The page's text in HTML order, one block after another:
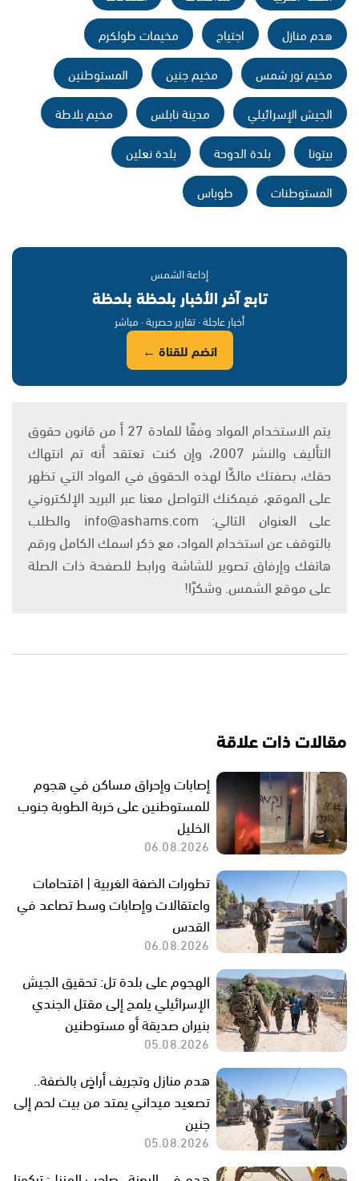
هدم منازل
اجتياح
مخيمات طولكرم
مخيم نور شمس
مخيم جنين
المستوطنين
الجيش الإسرائيلي
مدينة نابلس
مخيم بلاطة
بيتونا
بلدة الدوحة
بلدة نعلين
المستوطنات
طوباس
إذاعة الشمس
تابع آخر الأخبار بلحظة بلحظة
أخبار عاجلة · تقارير حصرية · مباشر
انضم للقناة ←
يتم الاستخدام المواد وفقًا للمادة 27 أ من قانون حقوق
التأليف والنشر 2007، وإن كنت تعتقد أنه تم انتهاك
حقك، بصفتك مالكًا لهذه الحقوق في المواد التي تظهر
على الموقع، فيمكنك التواصل معنا عبر البريد الإلكتروني
على العنوان التالي: info@ashams.com والطلب
بالتوقف عن استخدام المواد، مع ذكر اسمك الكامل ورقم
هاتفك وإرفاق تصوير للشاشة ورابط للصفحة ذات الصلة
على موقع الشمس. وشكرًا!
مقالات ذات علاقة
إصابات وإحراق مساكن في هجوم
للمستوطنين على خربة الطوبة جنوب
الخليل
06.08.2026
تطورات الضفة الغربية | اقتحامات
واعتقالات وإصابات وسط تصاعد في
القدس
06.08.2026
الهجوم على بلدة تل: تحقيق الجيش
الإسرائيلي يلمح إلى مقتل الجندي
بنيران صديقة أو مستوطنين
05.08.2026
هدم منازل وتجريف أراضٍ بالضفة..
تصعيد ميداني يمتد من بيت لحم إلى
جنين
05.08.2026